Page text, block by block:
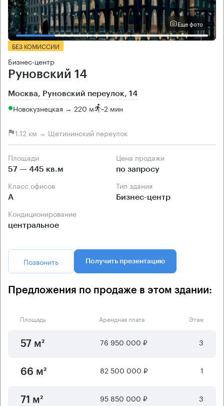
Еще фото
БЕЗ КОМИССИИ
Бизнес-центр
Руновский 14
Москва, Руновский переулок, 14
Новокузнецкая → 220 м ~2 мин
1.12 км → Щетининский переулок
Площади
57 — 445 кв.м
Цена продажи
по запросу
Класс офисов
А
Тип здания
Бизнес-центр
Кондиционирование
центральное
Позвонить Получить презентацию
Предложения по продаже в этом здании:
Площадь Арендная плата Этаж
57 м² 76 950 000 ₽ 3
66 м² 82 500 000 ₽ 1
71 м² 95 850 000 ₽ 3